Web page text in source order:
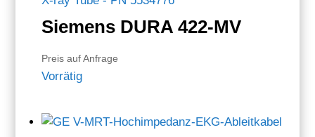
Siemens DURA 422-MV
Preis auf Anfrage
Vorrätig